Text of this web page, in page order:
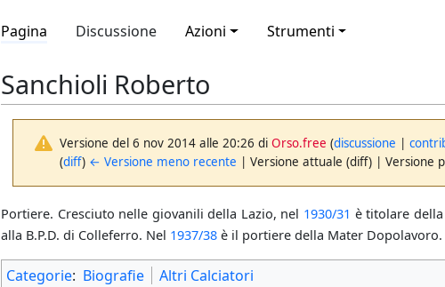
Pagina Discussione Azioni Strumenti
Sanchioli Roberto
Versione del 6 nov 2014 alle 20:26 diOrso.free (discussione |
(diff) ← Versione meno recente | Versione attuale (diff) | Versione
Portiere. Cresciuto nelle giovanili della Lazio, nel 1930/31 è titolare
alla B.P.D. di Colleferro. Nel 1937/38 è il portiere della Mater Dopolavoro.
Categorie: Biografie Altri Calciatori